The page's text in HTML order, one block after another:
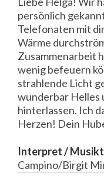
persönlich
Telefonaten mit
Wärme
Zusammenarbeit
wenig befeuern
strahlende Licht
wunderbar Helles
hinterlassen. Ich
Herzen! Dein
Interpret /
Campino/Birgit